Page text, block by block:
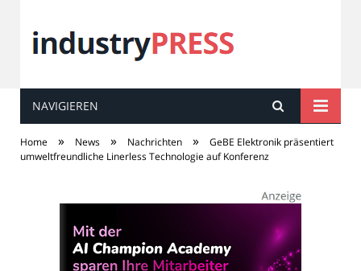
industryPRESS
NAVIGIEREN
Home » News » Nachrichten »
GeBE Elektronik präsentiert
umweltfreundliche Linerless Technologie auf Konferenz